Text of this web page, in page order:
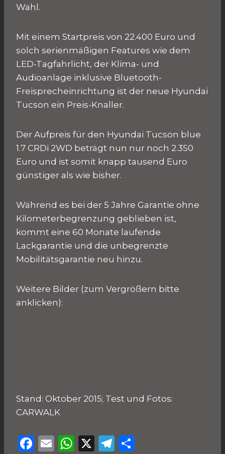
Wahl.
Mit einem Startpreis von 22.400 Euro und
solch serienmäßigen Features wie dem
LED-Tagfahrlicht, der Klima- und
Audioanlage inklusive Bluetooth-
Freisprecheinrichtung ist der neue Hyundai
Tucson ein Preis-Knaller.
Der Aufpreis für den Hyundai Tucson blue
1.7 CRDi 2WD beträgt nun nur noch 2.350
Euro und ist somit knapp tausend Euro
günstiger als wie bisher.
Während es bei der 5 Jahre Garantie ohne
Kilometerbegrenzung geblieben ist,
kommt eine 60 Monate laufende
Lackgarantie und die unbegrenzte
Mobilitätsgarantie neu hinzu.
Weitere Bilder (zum Vergrößern bitte
anklicken):
Stand: Oktober 2015; Test und Fotos:
CARWALK
F
E
W X
T